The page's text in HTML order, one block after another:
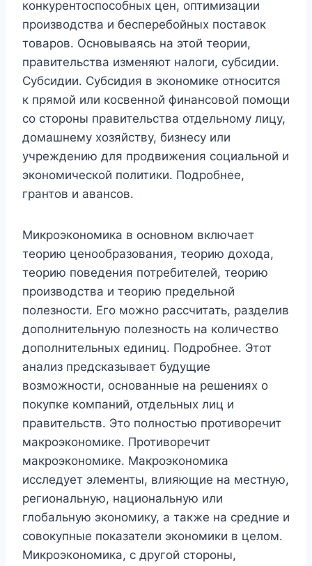
конкурентоспособных цен, оптимизации
производства и бесперебойных поставок
товаров. Основываясь на этой теории,
правительства изменяют налоги, субсидии.
Субсидии. Субсидия в экономике относится
к прямой или косвенной финансовой помощи
со стороны правительства отдельному лицу,
домашнему хозяйству, бизнесу или
учреждению для продвижения социальной и
экономической политики. Подробнее,
грантов и авансов.
Микроэкономика в основном включает
теорию ценообразования, теорию дохода,
теорию поведения потребителей, теорию
производства и теорию предельной
полезности. Его можно рассчитать, разделив
дополнительную полезность на количество
дополнительных единиц. Подробнее. Этот
анализ предсказывает будущие
возможности, основанные на решениях о
покупке компаний, отдельных лиц и
правительств. Это полностью противоречит
макроэкономике. Противоречит
макроэкономике. Макроэкономика
исследует элементы, влияющие на местную,
региональную, национальную или
глобальную экономику, а также на средние и
совокупные показатели экономики в целом.
Микроэкономика, с другой стороны,